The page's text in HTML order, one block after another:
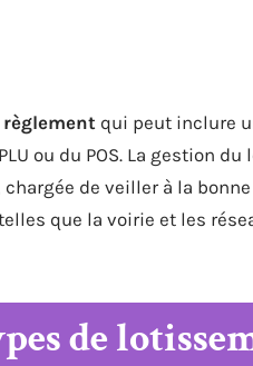
règlement qui peut inclure
ou du POS. La gestion
chargée de veiller à la
que la voirie et les
de